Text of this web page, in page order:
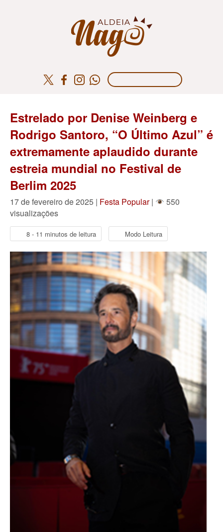
Estrelado por Denise Weinberg e
Rodrigo Santoro, “O Último Azul” é
extremamente aplaudido durante
estreia mundial no Festival de
Berlim 2025
17 de fevereiro de 2025 | Festa Popular|
550
visualizações
8 - 11 minutos de leitura Modo Leitura